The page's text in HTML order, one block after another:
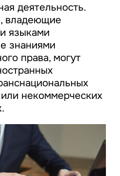
деятельность.
владеющие
языками
знаниями
права, могут
некоммерческих